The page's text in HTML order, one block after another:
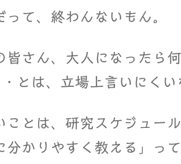
って、終わんないもん。
さん、大人になったら
とは、立場上言いにくい
とは、研究スケジュー
分かりやすく教える」っ